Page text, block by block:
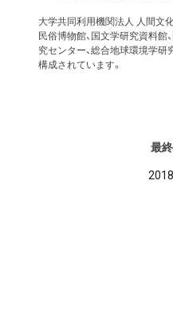
大学共同利用機関法人 人間文
民俗博物館、国文学研究資料館
究センター、総合地球環境学研
構成されています。
最